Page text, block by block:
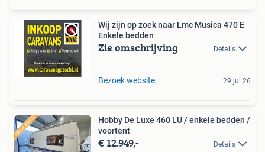
Wij zijn op zoek naar Lmc Musica 470 E
Enkele bedden
Zie omschrijving Details
Bezoek website 29 jul 26
Hobby De Luxe 460 LU / enkele bedden /
voortent
€ 12.949,- Details